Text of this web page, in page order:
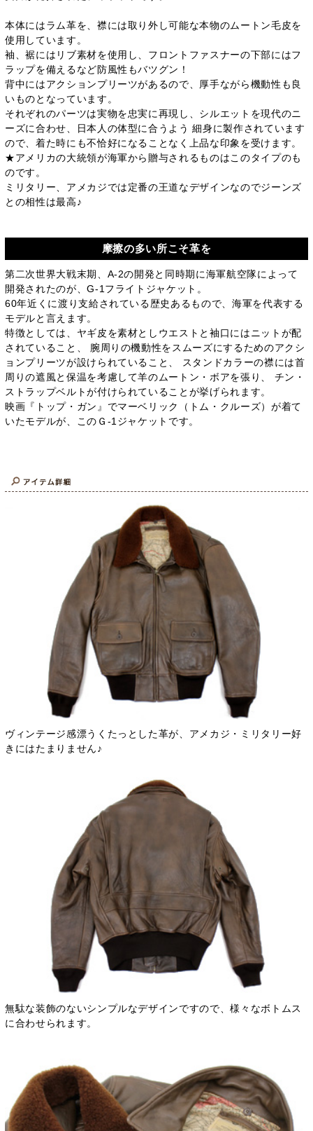
本体にはラム革を、襟には取り外し可能な本物のムートン毛皮を
使用しています。
袖、裾にはリブ素材を使用し、フロントファスナーの下部にはフ
ラップを備えるなど防風性もバツグン！
背中にはアクションプリーツがあるので、厚手ながら機動性も良
いものとなっています。
それぞれのパーツは実物を忠実に再現し、シルエットを現代のニ
ーズに合わせ、日本人の体型に合うよう 細身に製作されています
ので、着た時にも不恰好になることなく上品な印象を受けます。
★アメリカの大統領が海軍から贈与されるものはこのタイプのも
のです。
ミリタリー、アメカジでは定番の王道なデザインなのでジーンズ
との相性は最高♪
摩擦の多い所こそ革を
第二次世界大戦末期、A-2の開発と同時期に海軍航空隊によって
開発されたのが、G-1フライトジャケット。
60年近くに渡り支給されている歴史あるもので、海軍を代表する
モデルと言えます。
特徴としては、ヤギ皮を素材としウエストと袖口にはニットが配
されていること、 腕周りの機動性をスムーズにするためのアクシ
ョンプリーツが設けられていること、 スタンドカラーの襟には首
周りの遮風と保温を考慮して羊のムートン・ボアを張り、 チン・
ストラップベルトが付けられていることが挙げられます。
映画『トップ・ガン』でマーベリック（トム・クルーズ）が着て
いたモデルが、このＧ-1ジャケットです。
ヴィンテージ感漂うくたっとした革が、アメカジ・ミリタリー好
きにはたまりません♪
無駄な装飾のないシンプルなデザインですので、様々なボトムス
に合わせられます。